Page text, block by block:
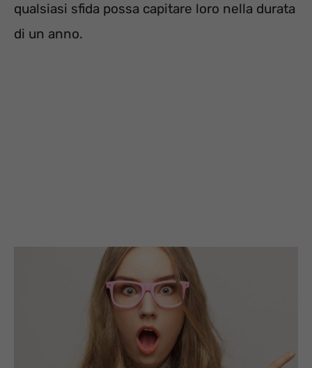
qualsiasi sfida possa capitare loro nella durata
di un anno.